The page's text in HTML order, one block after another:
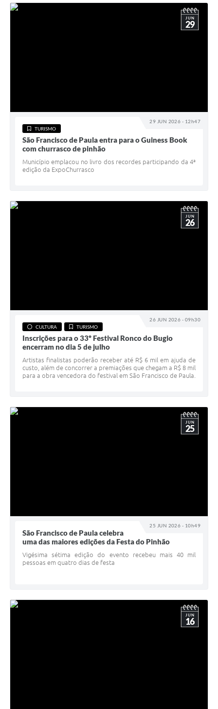
29 JUN 2026 - 12h47
JUN
29
TURISMO
São Francisco de Paula entra para o Guiness Book
com churrasco de pinhão
Município emplacou no livro dos recordes participando da 4ª
edição da ExpoChurrasco
26 JUN 2026 - 09h30
JUN
26
CULTURA TURISMO
Inscrições para o 33º Festival Ronco do Bugio
encerram no dia 5 de julho
Artistas finalistas poderão receber até R$ 6 mil em ajuda de
custo, além de concorrer a premiações que chegam a R$ 8 mil
para a obra vencedora do festival em São Francisco de Paula.
25 JUN 2026 - 10h49
JUN
25
São Francisco de Paula celebra
uma das maiores edições da Festa do Pinhão
Vigésima sétima edição do evento recebeu mais 40 mil
pessoas em quatro dias de festa
JUN
16